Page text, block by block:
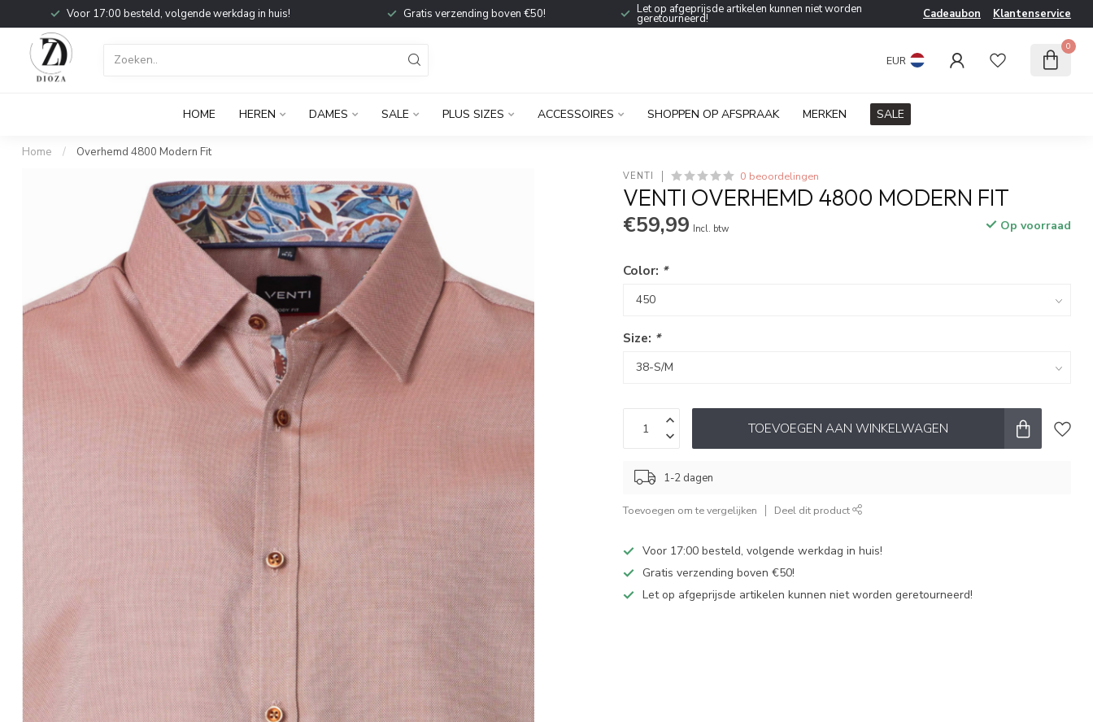
Voor 17:00 besteld, volgende werkdag in huis! Gratis verzending boven €50! Let op afgeprijsde artikelen kunnen niet worden
geretourneerd! Cadeaubon Klantenservice
EUR
0
HOME HEREN DAMES SALE PLUS SIZES ACCESSOIRES SHOPPEN OP AFSPRAAK MERKEN SALE
Home / Overhemd 4800 Modern Fit
VENTI 0 beoordelingen
VENTI OVERHEMD 4800 MODERN FIT
€59,99 Incl. btw Op voorraad
Color: *
Size: *
TOEVOEGEN AAN WINKELWAGEN
1-2 dagen
Toevoegen om te vergelijken Deel dit product
Voor 17:00 besteld, volgende werkdag in huis!
Gratis verzending boven €50!
Let op afgeprijsde artikelen kunnen niet worden geretourneerd!